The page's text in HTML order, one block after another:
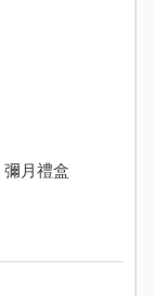
彌月禮盒